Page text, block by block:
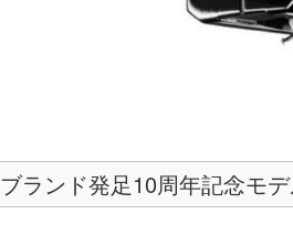
ブランド発足10周年記念モ